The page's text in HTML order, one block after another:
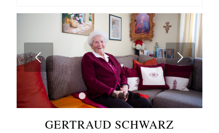
Weiter
2 3 4 5 6 7 8
GERTRAUD SCHWARZ